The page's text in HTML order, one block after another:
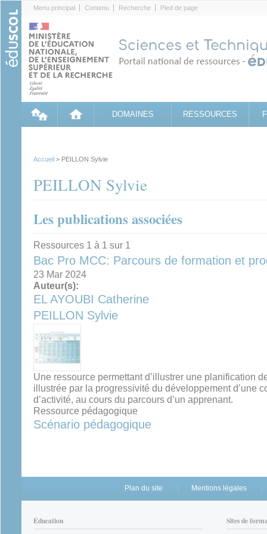
Menu principal Contenu Recherche Pied de page
DOMAINES RESSOURCES
Accueil > PEILLON Sylvie
PEILLON Sylvie
Les publications associées
Ressources 1 à 1 sur 1
Bac Pro MCC: Parcours de formation et
23 Mar 2024
Auteur(s):
EL AYOUBI Catherine
PEILLON Sylvie
Une ressource permettant d’illustrer une planification
illustrée par la progressivité du développement d’une
d’activité, au cours du parcours d’un apprenant.
Ressource pédagogique
Scénario pédagogique
Plan du site Mentions légales
Éducation Sites de